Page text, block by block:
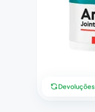
Devoluções